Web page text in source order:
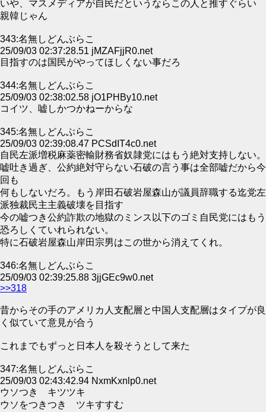
いや、マスメディアが自民だというならこの人と推すぐらい
親韓じゃん
343:名無しどんぶらこ
25/09/03 02:37:28.51 jMZAFjjR0.net
目指すのは国民がやってほしくない事だろ
344:名無しどんぶらこ
25/09/03 02:38:02.58 jO1PHBy10.net
コイツ、嘘しかつかねーからな
345:名無しどんぶらこ
25/09/03 02:39:08.47 PCSdIT4c0.net
自民左派増税麻薬密輸財務省奴隷党にはもう絶対支持しない。
嘘吐き過ぎ、公約絶対守らない石破の言う事は全部嘘だから今
回も
何もしないだろ。もう岸田石破岩屋森山が議員辞職する迄党左
派独裁民主主義破壊を目指す
今の嘘つき公約詐欺の地獄のミンス以下のゴミ自民党にはもう
恐ろしくていれられない。
特に石破岩屋森山岸田宗男はこの世から消えてくれ。
346:名無しどんぶらこ
25/09/03 02:39:25.88 3jjGEc9w0.net
>>318
昔からその手のアメリカ人支配層と中国人支配層はタイプが良
く似ていて意見が合う
これまでもずっと日本人を殺そうとして来た
347:名無しどんぶらこ
25/09/03 02:43:42.94 NxmKxnlp0.net
ウソつき キツツキ
ウソをつきつき ツキすすむ